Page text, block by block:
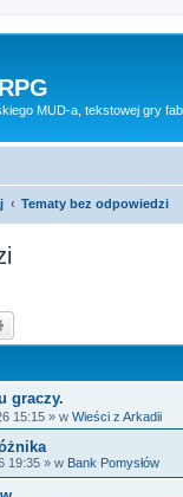
MUD-a, tekstowej gry
Tematy bez odpowiedzi
graczy.
15:15 » w Wieści z Arkadii
19:35 » w Bank Pomysłów